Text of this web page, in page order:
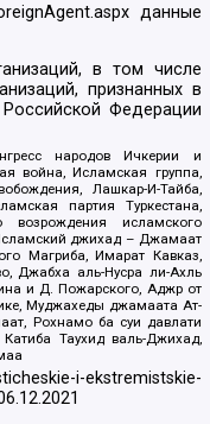
данные
в том числе
признанных в
Федерации
народов Ичкерии и
война, Исламская группа,
Лашкар-И-Тайба,
партия Туркестана,
возрождения исламского
джихад – Джамаат
Магриба, Имарат Кавказ,
Джабха аль-Нусра ли-Ахль
и Д. Пожарского, Аджр от
Муджахеды джамаата Ат-
Рохнамо ба суи давлати
Таухид валь-Джихад,
i-ekstremistskie-